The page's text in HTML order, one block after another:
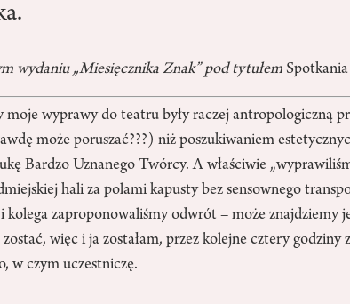
wydaniu „Miesięcznika Znak” pod tytułem
moje wyprawy do teatru były raczej antropologiczną
może poruszać???) niż poszukiwaniem
Bardzo Uznanego Twórcy. A właściwie
hali za polami kapusty bez sensownego
kolega zaproponowaliśmy odwrót – może znajdziemy
więc i ja zostałam, przez kolejne cztery godziny
w czym uczestniczę.